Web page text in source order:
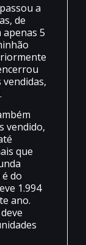
a
de
apenas 5
vendido,
que
do
1.994
ano.